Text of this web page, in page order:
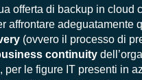
offerta di backup in cloud
adeguatamente
(ovvero il processo di
continuity
le figure IT presenti in